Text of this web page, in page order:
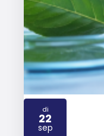
di
22
sep
2026